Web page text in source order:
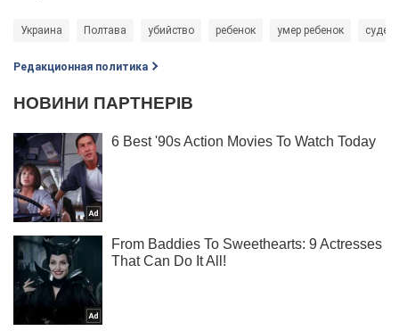
Украина Полтава убийство ребенок умер ребенок
Редакционная политика